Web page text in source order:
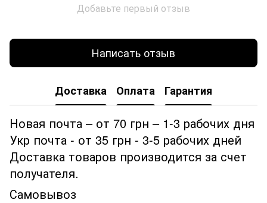
Добавьте первый отзыв
Написать отзыв
Доставка Оплата Гарантия
Новая почта – от 70 грн – 1-3 рабочих дня
Укр почта - от 35 грн - 3-5 рабочих дней
Доставка товаров производится за счет
получателя.
Самовывоз